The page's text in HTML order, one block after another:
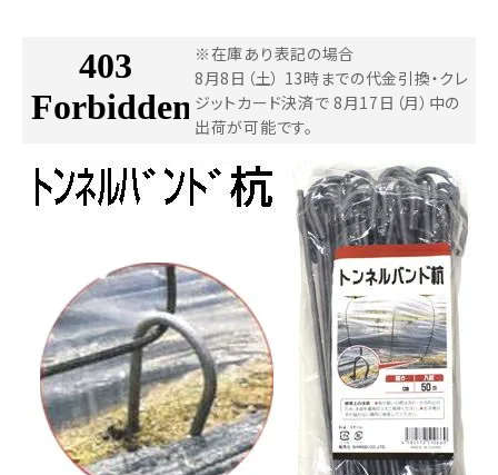
閲覧履歴一覧
農業資材
作業用品
補修部品
※在庫あり表記の場合
8月8日（土） 13時までの代金引換・クレ
ジットカード決済で 8月17日（月）中の
出荷が可能です。